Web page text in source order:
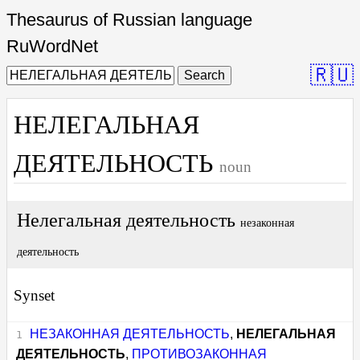
Thesaurus of Russian language
RuWordNet
Search 🇷🇺
НЕЛЕГАЛЬНАЯ
ДЕЯТЕЛЬНОСТЬ noun
Нелегальная деятельность незаконная
деятельность
Synset
НЕЗАКОННАЯ ДЕЯТЕЛЬНОСТЬ, НЕЛЕГАЛЬНАЯ
ДЕЯТЕЛЬНОСТЬ, ПРОТИВОЗАКОННАЯ